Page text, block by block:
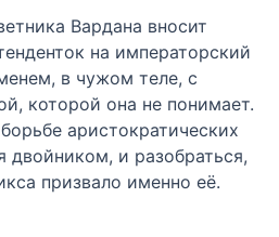
Вардана вносит
на императорский
в чужом теле, с
которой она не понимает.
аристократических
двойником, и разобраться,
призвало именно её.